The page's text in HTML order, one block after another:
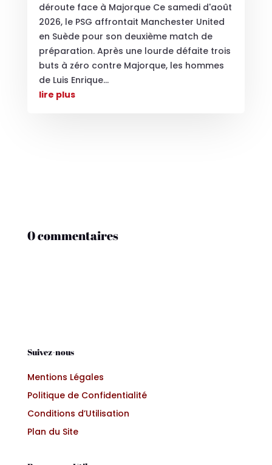
déroute face à Majorque Ce samedi d'août
2026, le PSG affrontait Manchester United
en Suède pour son deuxième match de
préparation. Après une lourde défaite trois
buts à zéro contre Majorque, les hommes
de Luis Enrique...
lire plus
0 commentaires
Suivez-nous
Mentions Légales
Politique de Confidentialité
Conditions d’Utilisation
Plan du Site